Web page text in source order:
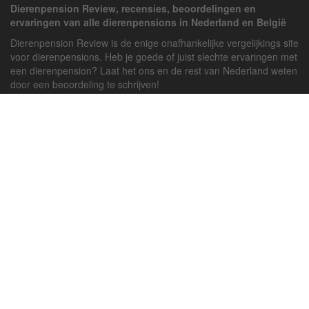
Dierenpension Review, recensies, beoordelingen en
ervaringen van alle dierenpensions in Nederland en België
Dierenpension Review is de enige onafhankelijke vergelijkings site
voor dierenpensions. Heb je goede of juist slechte ervaringen met
een dierenpension? Laat het ons en de rest van Nederland weten
door een beoordeling te schrijven!